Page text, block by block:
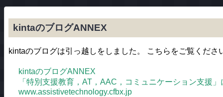
kintaのブログANNEX
kintaのブログは引っ越しをしました。 こちらをご覧くださ
kintaのブログANNEX
「特別支援教育，AT，AAC，コミュニケーション支援
www.assistivetechnology.cfbx.jp